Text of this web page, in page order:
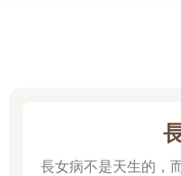
長女病不是天生的，